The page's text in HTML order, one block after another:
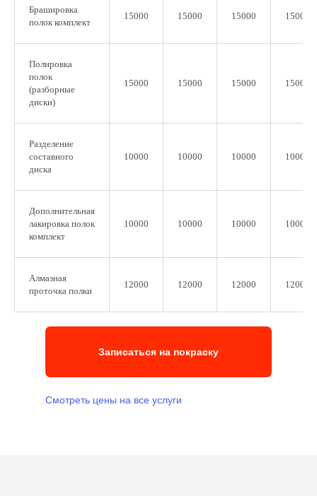
Брашировка
полок комплект
15000 15000 15000 15000
Полировка
полок
(разборные
диски)
15000 15000 15000 15000
Разделение
составного
диска
10000 10000 10000 10000
Дополнительная
лакировка полок
комплект
10000 10000 10000 10000
Алмазная
проточка полки
12000 12000 12000 12000
Записаться на покраску
Смотреть цены на все услуги
клиенту и к его
мыподходим